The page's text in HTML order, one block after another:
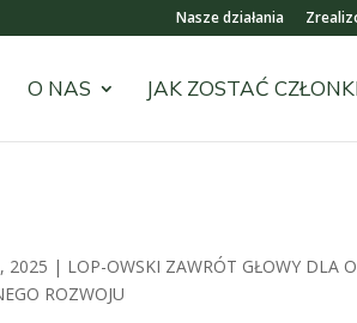
Nasze działania
O NAS JAK ZOSTAĆ
2025 | LOP-OWSKI ZAWRÓT GŁOWY DLA
ROZWOJU